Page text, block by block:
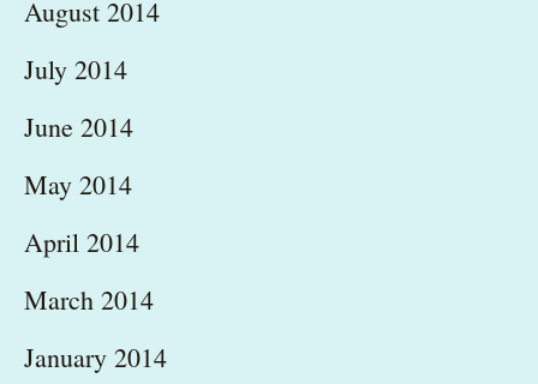
August 2014
July 2014
June 2014
May 2014
April 2014
March 2014
January 2014